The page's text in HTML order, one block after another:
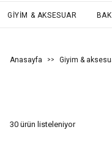
GIYIM & AKSESUAR
Anasayfa >> Giyim &
30 ürün listeleniyor